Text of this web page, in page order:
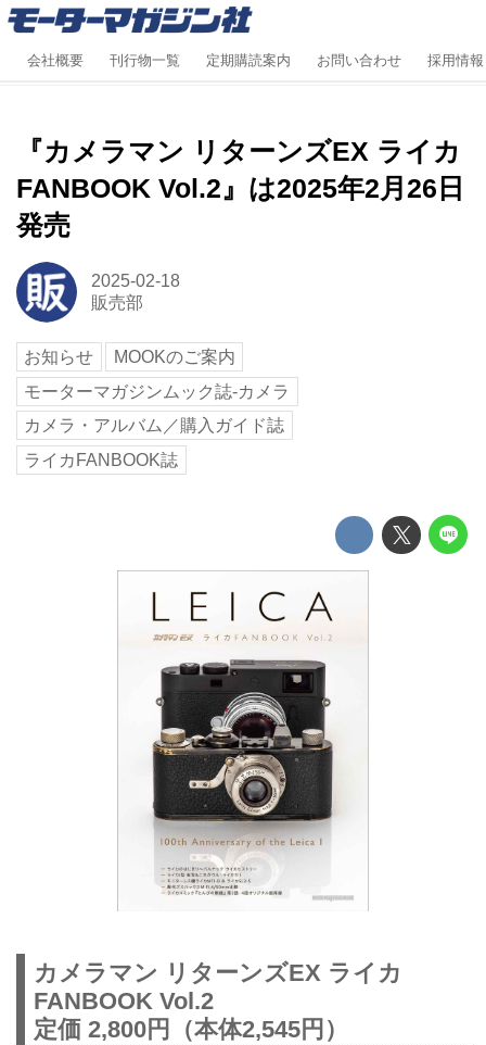
会社概要 刊行物一覧 定期購読案内 お問い合わせ 採用情報
『カメラマン リターンズEX ライカ
FANBOOK Vol.2』は2025年2月26日
発売
2025-02-18
販売部
お知らせ
MOOKのご案内
モーターマガジンムック誌-カメラ
カメラ・アルバム／購入ガイド誌
ライカFANBOOK誌
カメラマン リターンズEX ライカ
FANBOOK Vol.2
定価 2,800円（本体2,545円）